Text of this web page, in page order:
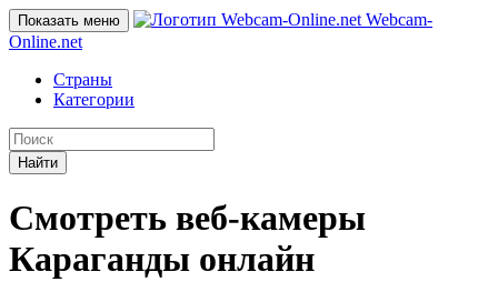
Показать меню
Webcam-
Online.net
Страны
Категории
Найти
Смотреть веб-камеры
Караганды онлайн